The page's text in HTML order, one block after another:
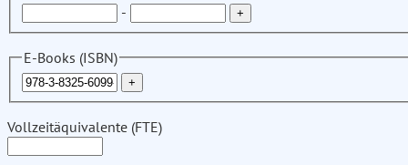
-
E-Books (ISBN)
Vollzeitäquivalente (FTE)